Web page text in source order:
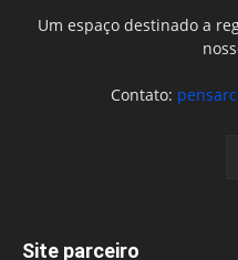
Um espaço destinado a
Contato:
Site parceiro